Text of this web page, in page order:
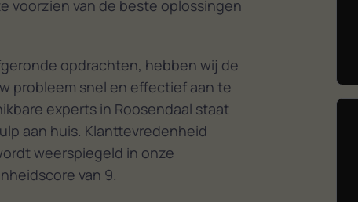
voorzien van de beste oplossingen
opdrachten, hebben wij de
probleem snel en effectief aan te
experts in Roosendaal staat
aan huis. Klanttevredenheid
weerspiegeld in onze
van 9.